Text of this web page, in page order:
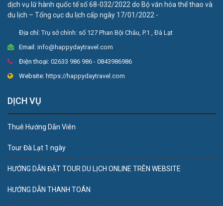
dịch vụ lữ hành quốc tế số 68-032/2022 do Bộ văn hóa thể thao và
du lịch – Tổng cục du lịch cấp ngày 17/01/2022 -
Địa chỉ:Trụ sở chính: số 127 Phan Bội Châu, P.1 , Đà Lạt
Email: info@happydaytravel.com
Điện thoại: 02633 986 986 - 0843986986
Website: https://happydaytravel.com
DỊCH VỤ
Thuê Hướng Dẫn Viên
Tour Đà Lạt 1 ngày
HƯỚNG DẪN ĐẶT TOUR DU LỊCH ONLINE TRÊN WEBSITE
HƯỚNG DẪN THANH TOÁN